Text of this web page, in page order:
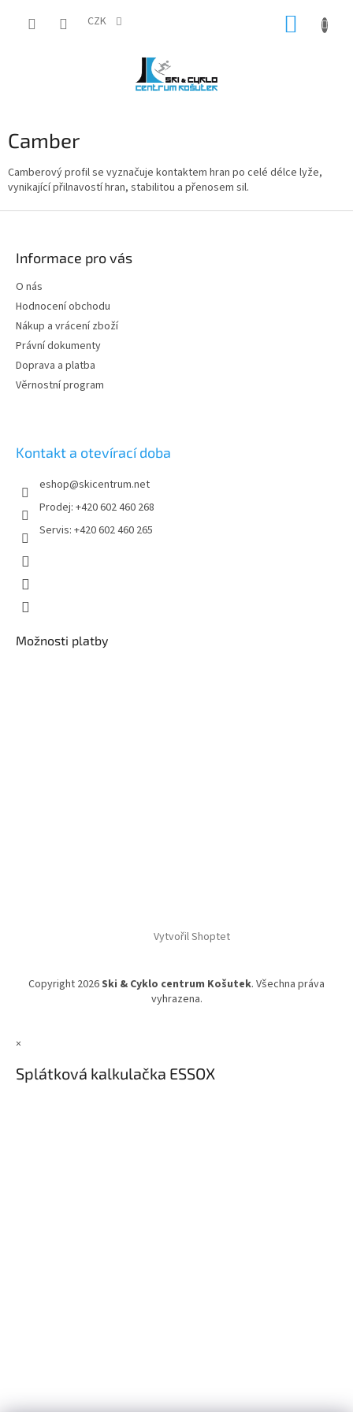
CZK
Camber
Camberový profil se vyznačuje kontaktem hran po celé délce lyže,
vynikající přilnavostí hran, stabilitou a přenosem sil.
Informace pro vás
O nás
Hodnocení obchodu
Nákup a vrácení zboží
Právní dokumenty
Doprava a platba
Věrnostní program
Kontakt a otevírací doba
eshop@skicentrum.net
Prodej: +420 602 460 268
Servis: +420 602 460 265
Možnosti platby
Vytvořil Shoptet
Copyright 2026Ski & Cyklo centrum Košutek. Všechna práva
vyhrazena.
×
Splátková kalkulačka ESSOX